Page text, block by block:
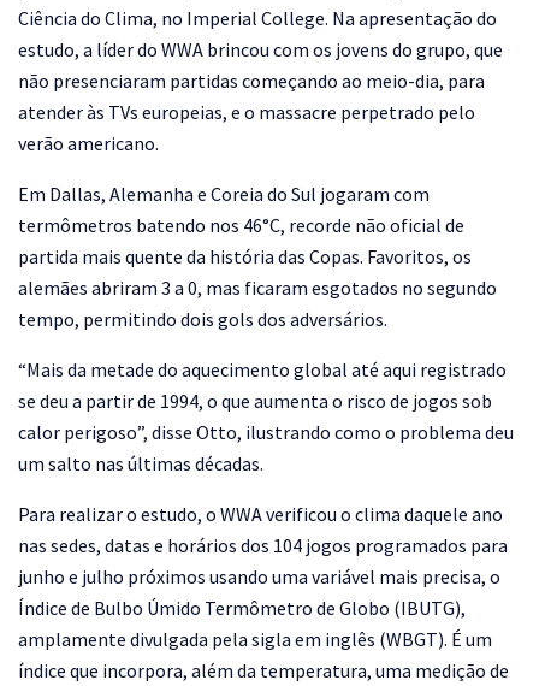
Ciência do Clima, no Imperial College. Na apresentação do
estudo, a líder do WWA brincou com os jovens do grupo, que
não presenciaram partidas começando ao meio-dia, para
atender às TVs europeias, e o massacre perpetrado pelo
verão americano.
Em Dallas, Alemanha e Coreia do Sul jogaram com
termômetros batendo nos 46°C, recorde não oficial de
partida mais quente da história das Copas. Favoritos, os
alemães abriram 3 a 0, mas ficaram esgotados no segundo
tempo, permitindo dois gols dos adversários.
“Mais da metade do aquecimento global até aqui registrado
se deu a partir de 1994, o que aumenta o risco de jogos sob
calor perigoso”, disse Otto, ilustrando como o problema deu
um salto nas últimas décadas.
Para realizar o estudo, o WWA verificou o clima daquele ano
nas sedes, datas e horários dos 104 jogos programados para
junho e julho próximos usando uma variável mais precisa, o
Índice de Bulbo Úmido Termômetro de Globo (IBUTG),
amplamente divulgada pela sigla em inglês (WBGT). É um
índice que incorpora, além da temperatura, uma medição de